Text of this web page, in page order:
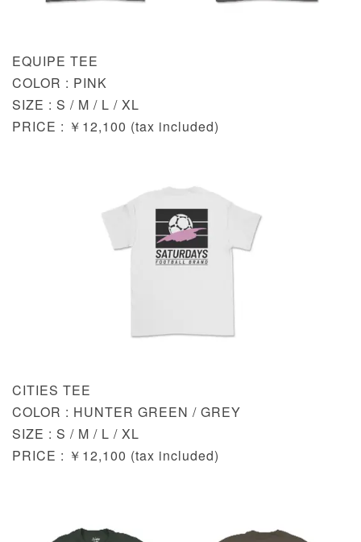
EQUIPE TEE
COLOR : PINK
SIZE : S / M / L / XL
PRICE : ￥12,100 (tax included)
CITIES TEE
COLOR : HUNTER GREEN / GREY
SIZE : S / M / L / XL
PRICE : ￥12,100 (tax included)